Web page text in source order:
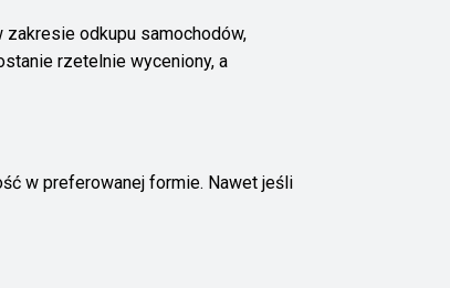
zakresie odkupu samochodów,
rzetelnie wyceniony, a
w preferowanej formie. Nawet jeśli